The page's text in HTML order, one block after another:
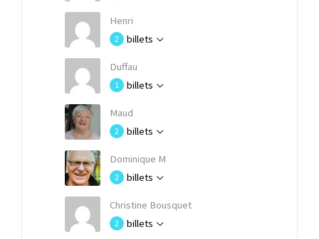
Henri
2 billets
Duffau
1 billets
Maud
2 billets
Dominique M
2 billets
Christine Bousquet
2 billets